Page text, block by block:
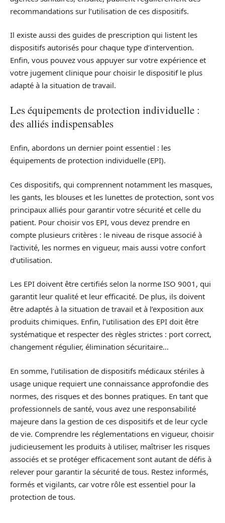
recommandations sur l’utilisation de ces dispositifs.
Il existe aussi des guides de prescription qui listent les
dispositifs autorisés pour chaque type d’intervention.
Enfin, vous pouvez vous appuyer sur votre expérience et
votre jugement clinique pour choisir le dispositif le plus
adapté à la situation de travail.
Les équipements de protection individuelle :
des alliés indispensables
Enfin, abordons un dernier point essentiel : les
équipements de protection individuelle (EPI).
Ces dispositifs, qui comprennent notamment les masques,
les gants, les blouses et les lunettes de protection, sont vos
principaux alliés pour garantir votre sécurité et celle du
patient. Pour choisir vos EPI, vous devez prendre en
compte plusieurs critères : le niveau de risque associé à
l’activité, les normes en vigueur, mais aussi votre confort
d’utilisation.
Les EPI doivent être certifiés selon la norme ISO 9001, qui
garantit leur qualité et leur efficacité. De plus, ils doivent
être adaptés à la situation de travail et à l’exposition aux
produits chimiques. Enfin, l’utilisation des EPI doit être
systématique et respecter des règles strictes : port correct,
changement régulier, élimination sécuritaire…
En somme, l’utilisation de dispositifs médicaux stériles à
usage unique requiert une connaissance approfondie des
normes, des risques et des bonnes pratiques. En tant que
professionnels de santé, vous avez une responsabilité
majeure dans la gestion de ces dispositifs et de leur cycle
de vie. Comprendre les réglementations en vigueur, choisir
judicieusement les produits à utiliser, maîtriser les risques
associés et se protéger efficacement sont autant de défis à
relever pour garantir la sécurité de tous. Restez informés,
formés et vigilants, car votre rôle est essentiel pour la
protection de tous.